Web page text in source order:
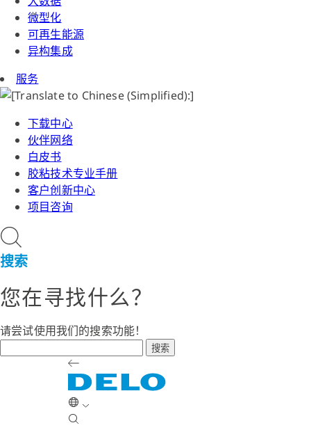
微型化
可再生能源
异构集成
服务
下载中心
伙伴网络
白皮书
胶粘技术专业手册
客户创新中心
项目咨询
搜索
您在寻找什么？
请尝试使用我们的搜索功能！
搜索